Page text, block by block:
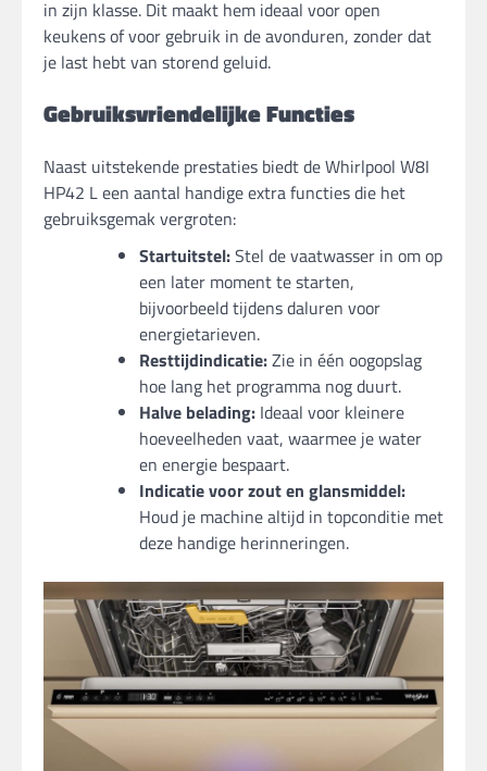
in zijn klasse. Dit maakt hem ideaal voor open
keukens of voor gebruik in de avonduren, zonder dat
je last hebt van storend geluid.
Gebruiksvriendelijke Functies
Naast uitstekende prestaties biedt de Whirlpool W8I
HP42 L een aantal handige extra functies die het
gebruiksgemak vergroten:
Startuitstel:Stel de vaatwasser in om op
een later moment te starten,
bijvoorbeeld tijdens daluren voor
energietarieven.
Resttijdindicatie:Zie in één oogopslag
hoe lang het programma nog duurt.
Halve belading: Ideaal voor kleinere
hoeveelheden vaat, waarmee je water
en energie bespaart.
Indicatie voor zout en glansmiddel:
Houd je machine altijd in topconditie met
deze handige herinneringen.